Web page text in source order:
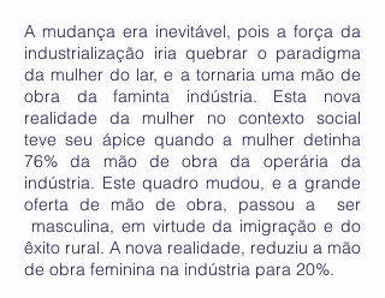
A mudança era inevitável, pois a força da
industrialização iria quebrar o paradigma
da mulher do lar, e a tornaria uma mão de
obra da faminta indústria. Esta nova
realidade da mulher no contexto social
teve seu ápice quando a mulher detinha
76% da mão de obra da operária da
indústria. Este quadro mudou, e a grande
oferta de mão de obra, passou a ser
masculina, em virtude da imigração e do
êxito rural. A nova realidade, reduziu a mão
de obra feminina na indústria para 20%.